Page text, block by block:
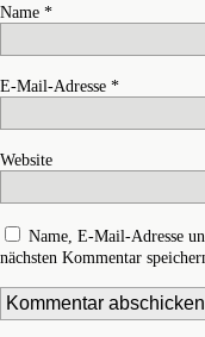
Name *
E-Mail-Adresse *
Website
Name, E-Mail-Adresse
nächsten Kommentar